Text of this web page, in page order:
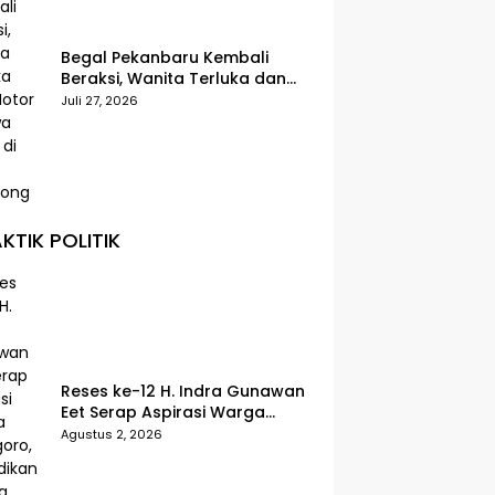
Begal Pekanbaru Kembali
Beraksi, Wanita Terluka dan
Motor Dibawa Kabur di Jalan
Juli 27, 2026
POLITIK
Reses ke-12 H. Indra Gunawan
Eet Serap Aspirasi Warga
Senggoro, Pendidikan hingga
Agustus 2, 2026